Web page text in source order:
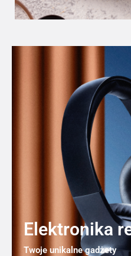
Elektronika
Twoje unikalne gadżety